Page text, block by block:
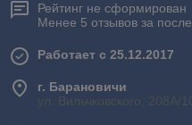
Рейтинг не сформирован
Менее 5 отзывов за
Работает с 25.12.2017
г. Барановичи
ул. Вильчковского, 208А/